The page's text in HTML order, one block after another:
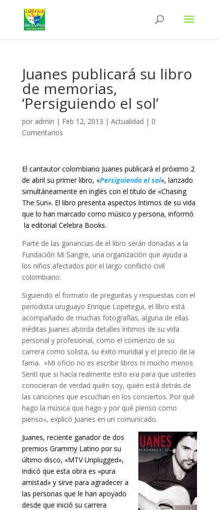
Juanes publicará su libro
de memorias,
‘Persiguiendo el sol’
por admin | Feb 12, 2013 | Actualidad | 0
Comentarios
El cantautor colombiano Juanes publicará el próximo 2
de abril su primer libro, «Persiguiendo el sol«, lanzado
simultáneamente en inglés con el título de «Chasing
The Sun». El libro presenta aspectos íntimos de su vida
que lo han marcado como músico y persona, informó
la editorial Celebra Books.
Parte de las ganancias de el libro serán donadas a la
Fundación Mi Sangre, una organización que ayuda a
los niños afectados por el largo conflicto civil
colombiano.
Siguiendo el formato de preguntas y respuestas con el
periodista uruguayo Enrique Lopetegui, el libro está
acompañado de muchas fotografías, alguna de ellas
inéditas Juanes aborda detalles íntimos de su vida
personal y profesional, como el comienzo de su
carrera como solista, su éxito mundial y el precio de la
fama. «Mi oficio no es escribir libros ni mucho menos.
Sentí que si hacía realmente esto era para que ustedes
conocieran de verdad quién soy, quién está detrás de
las canciones que escuchan en los conciertos. Por qué
hago la música que hago y por qué pienso como
pienso», explicó Juanes en un comunicado.
Juanes, reciente ganador de dos
premios Grammy Latino por su
último disco, «MTV Unplugged»,
indicó que esta obra es «pura
amistad» y sirve para agradecer a
las personas que le han apoyado
desde que inició su carrera